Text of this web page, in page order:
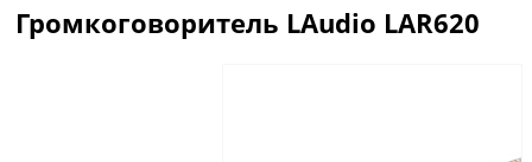
Громкоговоритель LAudio LAR620